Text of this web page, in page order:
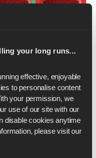
your long runs...
effective, enjoyable
to personalise content
your permission, we
use of our site with our
disable cookies anytime
in your browser settings. For more information, please visit our
mais
mais